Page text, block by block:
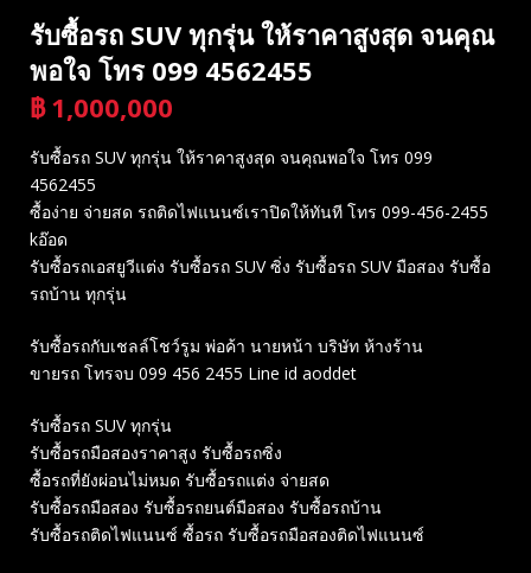
รับซื้อรถ SUV ทุกรุ่น ให้ราคาสูงสุด จนคุณ
พอใจ โทร 099 4562455
฿ 1,000,000
รับซื้อรถ SUV ทุกรุ่น ให้ราคาสูงสุด จนคุณพอใจ โทร 099
4562455
ซื้อง่าย จ่ายสด รถติดไฟแนนซ์เราปิดให้ทันที โทร 099-456-2455
kอ๊อด
รับซื้อรถเอสยูวีแต่ง รับซื้อรถ SUV ซิ่ง รับซื้อรถ SUV มือสอง รับซื้อ
รถบ้าน ทุกรุ่น
รับซื้อรถกับเชลล์โชว์รูม พ่อค้า นายหน้า บริษัท ห้างร้าน
ขายรถ โทรจบ 099 456 2455 Line id aoddet
รับซื้อรถ SUV ทุกรุ่น
รับซื้อรถมือสองราคาสูง รับซื้อรถซิ่ง
ซื้อรถที่ยังผ่อนไม่หมด รับซื้อรถแต่ง จ่ายสด
รับซื้อรถมือสอง รับซื้อรถยนต์มือสอง รับซื้อรถบ้าน
รับซื้อรถติดไฟแนนซ์ ซื้อรถ รับซื้อรถมือสองติดไฟแนนซ์